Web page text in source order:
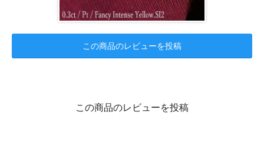
この商品のレビューを投稿
この商品のレビューを投稿